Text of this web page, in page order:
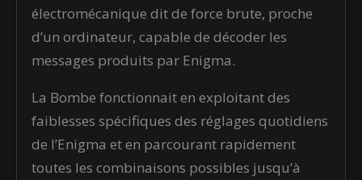
électromécanique dit de force brute, proche
d’un ordinateur, capable de décoder les
messages produits par Enigma.
La Bombe fonctionnait en exploitant des
faiblesses spécifiques des réglages quotidiens
de l’Enigma et en parcourant rapidement
toutes les combinaisons possibles jusqu’à